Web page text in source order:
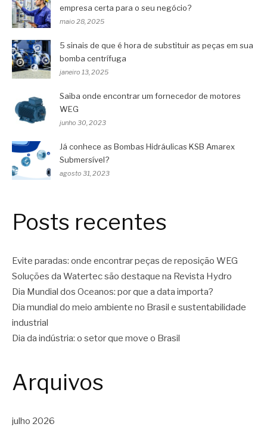
empresa certa para o seu negócio?
maio 28, 2025
5 sinais de que é hora de substituir as peças em sua
bomba centrífuga
janeiro 13, 2025
Saiba onde encontrar um fornecedor de motores
WEG
junho 30, 2023
Já conhece as Bombas Hidráulicas KSB Amarex
Submersível?
agosto 31, 2023
Posts recentes
Evite paradas: onde encontrar peças de reposição WEG
Soluções da Watertec são destaque na Revista Hydro
Dia Mundial dos Oceanos: por que a data importa?
Dia mundial do meio ambiente no Brasil e sustentabilidade
industrial
Dia da indústria: o setor que move o Brasil
Arquivos
julho 2026